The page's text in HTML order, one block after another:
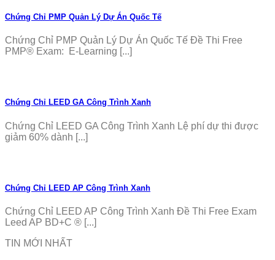
Chứng Chỉ PMP Quản Lý Dự Án Quốc Tế
Chứng Chỉ PMP Quản Lý Dự Án Quốc Tế Đề Thi Free
PMP® Exam: E-Learning [...]
Chứng Chỉ LEED GA Công Trình Xanh
Chứng Chỉ LEED GA Công Trình Xanh Lệ phí dự thi được
giảm 60% dành [...]
Chứng Chỉ LEED AP Công Trình Xanh
Chứng Chỉ LEED AP Công Trình Xanh Đề Thi Free Exam
Leed AP BD+C ® [...]
TIN MỚI NHẤT